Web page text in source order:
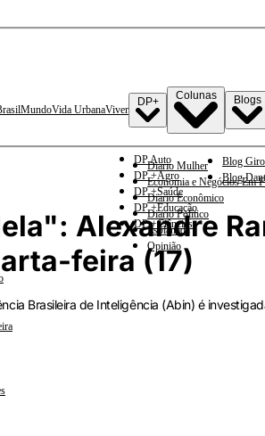
MundoVida UrbanaViver
DP+
DP Auto
DP +Agro
DP +Saúde
DP +Educação
DP +Ciências
Colunas
Diario Mulher
Economia e Negócios Em
Diario Econômico
Diario Político
Esplanada
Opinião
Blogs
Blog Giro
Blog
Alexandre
feira (17)
Brasileira de Inteligência (Abin) é